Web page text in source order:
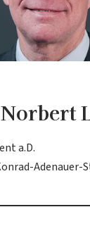
a.D.
Adenauer-